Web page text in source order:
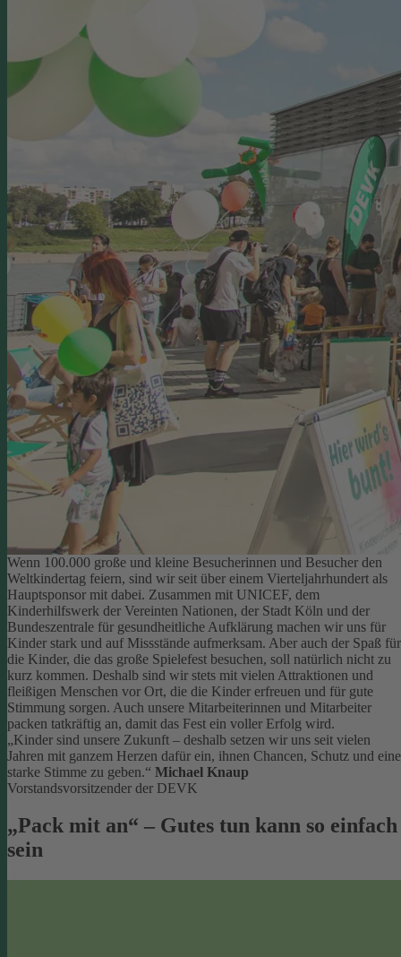
Wenn 100.000 große und kleine Besucherinnen und Besucher den
Weltkindertag feiern, sind wir seit über einem Vierteljahrhundert als
Hauptsponsor mit dabei. Zusammen mit UNICEF, dem
Kinderhilfswerk der Vereinten Nationen, der Stadt Köln und der
Bundeszentrale für gesundheitliche Aufklärung machen wir uns für
Kinder stark und auf Missstände aufmerksam. Aber auch der Spaß für
die Kinder, die das große Spielefest besuchen, soll natürlich nicht zu
kurz kommen. Deshalb sind wir stets mit vielen Attraktionen und
fleißigen Menschen vor Ort, die die Kinder erfreuen und für gute
Stimmung sorgen. Auch unsere Mitarbeiterinnen und Mitarbeiter
packen tatkräftig an, damit das Fest ein voller Erfolg wird.
„Kinder sind unsere Zukunft – deshalb setzen wir uns seit vielen
Jahren mit ganzem Herzen dafür ein, ihnen Chancen, Schutz und eine
starke Stimme zu geben.“ Michael Knaup
Vorstandsvorsitzender der DEVK
„Pack mit an“ – Gutes tun kann so einfach
sein